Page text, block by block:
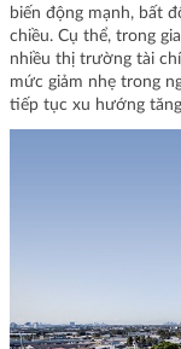
biến động mạnh, bất
chiều. Cụ thể, trong
nhiều thị trường tài
mức giảm nhẹ trong
tiếp tục xu hướng